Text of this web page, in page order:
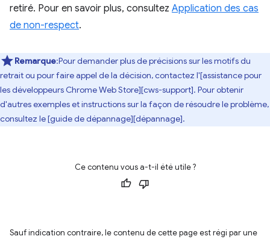
retiré. Pour en savoir plus, consultez Application des cas
de non-respect.
Remarque:Pour demander plus de précisions sur les motifs du
retrait ou pour faire appel de la décision, contactez l'[assistance pour
les développeurs Chrome Web Store][cws-support]. Pour obtenir
d'autres exemples et instructions sur la façon de résoudre le problème,
consultez le [guide de dépannage][dépannage].
Ce contenu vous a-t-il été utile ?
Sauf indication contraire, le contenu de cette page est régi par une